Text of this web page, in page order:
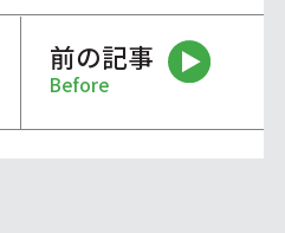
前の記事
Before